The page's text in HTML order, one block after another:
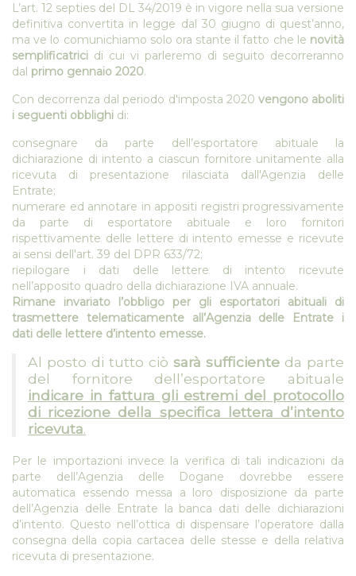
L’art. 12 septies del DL 34/2019 è in vigore nella sua versione
definitiva convertita in legge dal 30 giugno di quest’anno,
ma ve lo comunichiamo solo ora stante il fatto che le novità
semplificatrici di cui vi parleremo di seguito decorreranno
dal primo gennaio 2020.
Con decorrenza dal periodo d'imposta 2020 vengono aboliti
i seguenti obblighi di:
consegnare da parte dell’esportatore abituale la
dichiarazione di intento a ciascun fornitore unitamente alla
ricevuta di presentazione rilasciata dall'Agenzia delle
Entrate;
numerare ed annotare in appositi registri progressivamente
da parte di esportatore abituale e loro fornitori
rispettivamente delle lettere di intento emesse e ricevute
ai sensi dell'art. 39 del DPR 633/72;
riepilogare i dati delle lettere di intento ricevute
nell’apposito quadro della dichiarazione IVA annuale.
Rimane invariato l’obbligo per gli esportatori abituali di
trasmettere telematicamente all’Agenzia delle Entrate i
dati delle lettere d’intento emesse.
Al posto di tutto ciò sarà sufficiente da parte
del fornitore dell’esportatore abituale
indicare in fattura gli estremi del protocollo
di ricezione della specifica lettera d’intento
ricevuta.
Per le importazioni invece la verifica di tali indicazioni da
parte dell’Agenzia delle Dogane dovrebbe essere
automatica essendo messa a loro disposizione da parte
dell’Agenzia delle Entrate la banca dati delle dichiarazioni
d’intento. Questo nell’ottica di dispensare l’operatore dalla
consegna della copia cartacea delle stesse e della relativa
ricevuta di presentazione.